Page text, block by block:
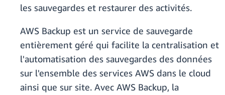
les sauvegardes et restaurer des activités.
AWS Backup est un service de sauvegarde
entièrement géré qui facilite la centralisation et
l'automatisation des sauvegardes des données
sur l'ensemble des services AWS dans le cloud
ainsi que sur site. Avec AWS Backup, la